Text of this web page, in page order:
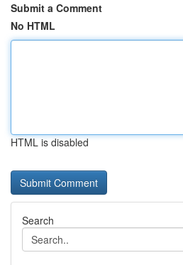
Submit a Comment
No HTML
HTML is disabled
Search